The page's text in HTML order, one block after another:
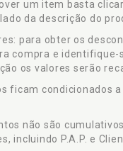
um item basta
da descrição do
para obter os
compra e identifique-
os valores serão
ficam condicionados
não são
incluindo P.A.P. e